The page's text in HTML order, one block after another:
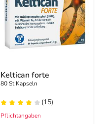
Keltican forte
80 St Kapseln
(15)
Pflichtangaben